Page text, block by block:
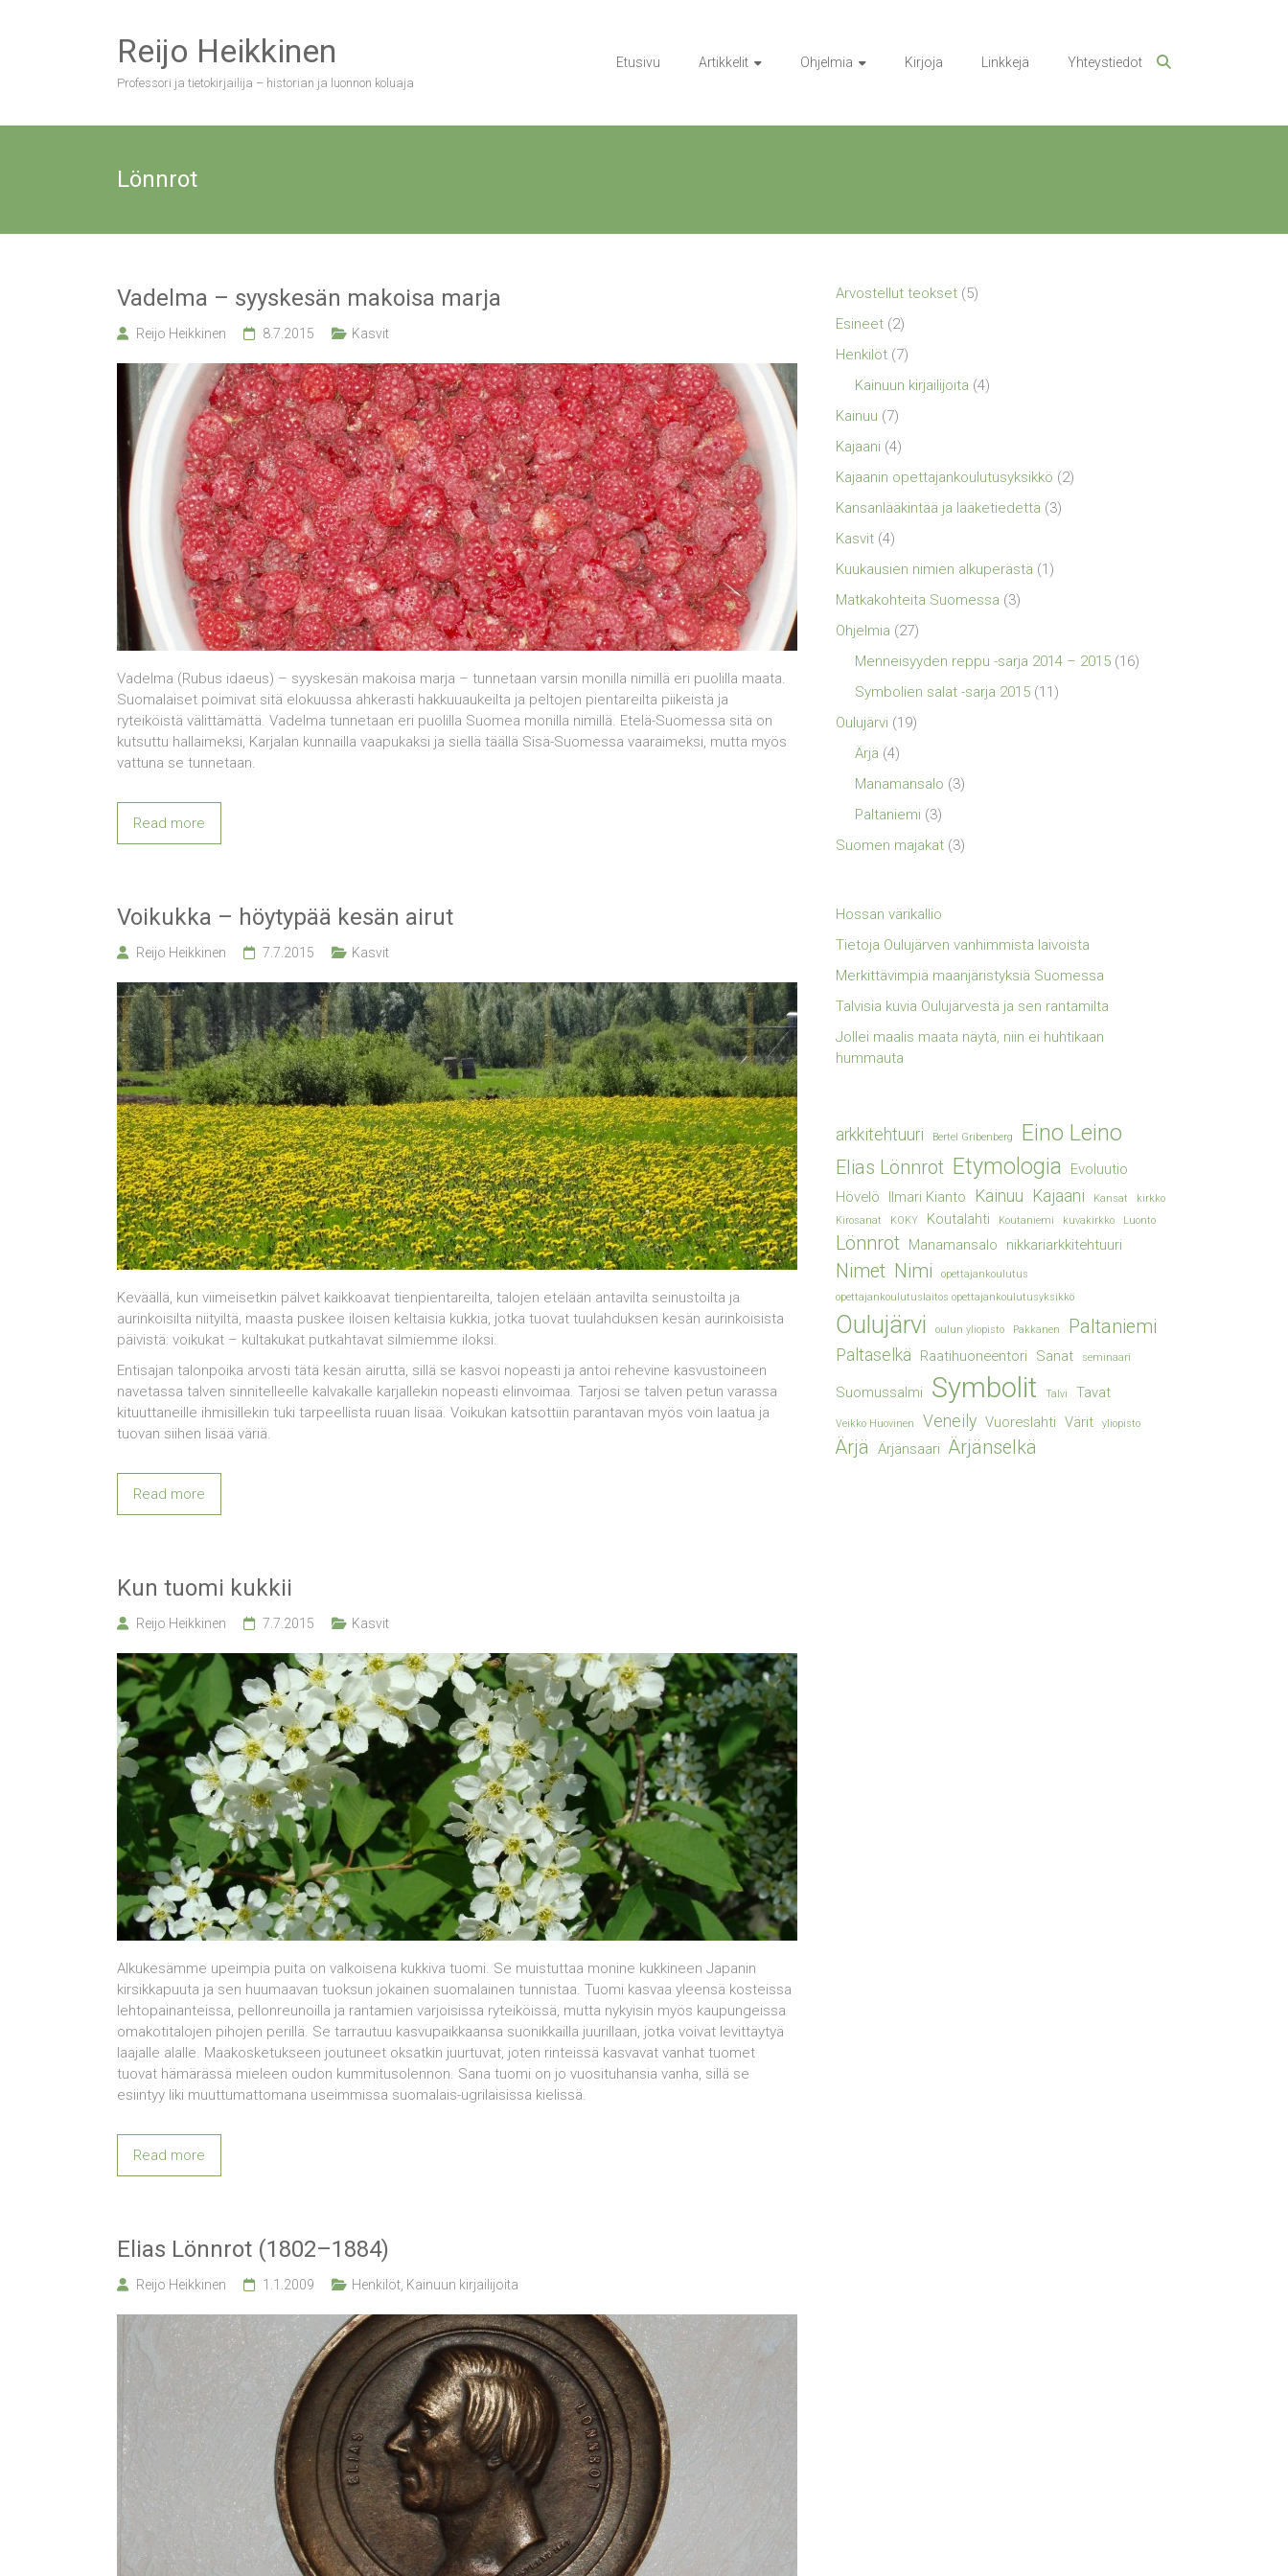
Reijo Heikkinen
Professori ja tietokirjailija – historian ja luonnon koluaja
Etusivu Artikkelit Ohjelmia Kirjoja Linkkejä Yhteystiedot
Lönnrot
Vadelma – syyskesän makoisa marja
Reijo Heikkinen 8.7.2015 Kasvit
Vadelma (Rubus idaeus) – syyskesän makoisa marja – tunnetaan varsin monilla nimillä eri puolilla maata.
Suomalaiset poimivat sitä elokuussa ahkerasti hakkuuaukeilta ja peltojen pientareilta piikeistä ja
ryteiköistä välittämättä. Vadelma tunnetaan eri puolilla Suomea monilla nimillä. Etelä-Suomessa sitä on
kutsuttu hallaimeksi, Karjalan kunnailla vaapukaksi ja siellä täällä Sisä-Suomessa vaaraimeksi, mutta myös
vattuna se tunnetaan.
Read more
Voikukka – höytypää kesän airut
Reijo Heikkinen 7.7.2015 Kasvit
Keväällä, kun viimeisetkin pälvet kaikkoavat tienpientareilta, talojen etelään antavilta seinustoilta ja
aurinkoisilta niityiltä, maasta puskee iloisen keltaisia kukkia, jotka tuovat tuulahduksen kesän aurinkoisista
päivistä: voikukat – kultakukat putkahtavat silmiemme iloksi.
Entisajan talonpoika arvosti tätä kesän airutta, sillä se kasvoi nopeasti ja antoi rehevine kasvustoineen
navetassa talven sinnitelleelle kalvakalle karjallekin nopeasti elinvoimaa. Tarjosi se talven petun varassa
kituuttaneille ihmisillekin tuki tarpeellista ruuan lisää. Voikukan katsottiin parantavan myös voin laatua ja
tuovan siihen lisää väriä.
Read more
Kun tuomi kukkii
Reijo Heikkinen 7.7.2015 Kasvit
Alkukesämme upeimpia puita on valkoisena kukkiva tuomi. Se muistuttaa monine kukkineen Japanin
kirsikkapuuta ja sen huumaavan tuoksun jokainen suomalainen tunnistaa. Tuomi kasvaa yleensä kosteissa
lehtopainanteissa, pellonreunoilla ja rantamien varjoisissa ryteiköissä, mutta nykyisin myös kaupungeissa
omakotitalojen pihojen perillä. Se tarrautuu kasvupaikkaansa suonikkailla juurillaan, jotka voivat levittäytyä
laajalle alalle. Maakosketukseen joutuneet oksatkin juurtuvat, joten rinteissä kasvavat vanhat tuomet
tuovat hämärässä mieleen oudon kummitusolennon. Sana tuomi on jo vuosituhansia vanha, sillä se
esiintyy liki muuttumattomana useimmissa suomalais-ugrilaisissa kielissä.
Read more
Elias Lönnrot (1802–1884)
Reijo Heikkinen 1.1.2009 Henkilöt Kainuun kirjailijoita
Arvostellut teokset (5)
Esineet (2)
Henkilöt (7)
Kainuun kirjailijoita (4)
Kainuu (7)
Kajaani (4)
Kajaanin opettajankoulutusyksikkö (2)
Kansanlääkintää ja lääketiedettä (3)
Kasvit (4)
Kuukausien nimien alkuperästä (1)
Matkakohteita Suomessa (3)
Ohjelmia (27)
Menneisyyden reppu -sarja 2014 – 2015 (16)
Symbolien salat -sarja 2015 (11)
Oulujärvi (19)
Ärjä (4)
Manamansalo (3)
Paltaniemi (3)
Suomen majakat (3)
Hossan värikallio
Tietoja Oulujärven vanhimmista laivoista
Merkittävimpiä maanjäristyksiä Suomessa
Talvisia kuvia Oulujärvestä ja sen rantamilta
Jollei maalis maata näytä, niin ei huhtikaan
hummauta
arkkitehtuuri Bertel Gribenberg Eino Leino
Elias Lönnrot Etymologia
Evoluutio
Hövelö
Ilmari Kianto Kainuu Kajaani Kansat
kirkko
Kirosanat
KOKY Koutalahti Koutaniemi kuvakirkko Luonto
Lönnrot Manamansalo nikkariarkkitehtuuri
Nimet Nimi
opettajankoulutus
opettajankoulutuslaitos opettajankoulutusyksikkö
Oulujärvi oulun yliopisto Pakkanen Paltaniemi
Paltaselkä Raatihuoneentori Sanat seminaari
Suomussalmi Symbolit Talvi Tavat
Veikko Huovinen Veneily Vuoreslahti Värit yliopisto
Ärjä Ärjänsaari Ärjänselkä